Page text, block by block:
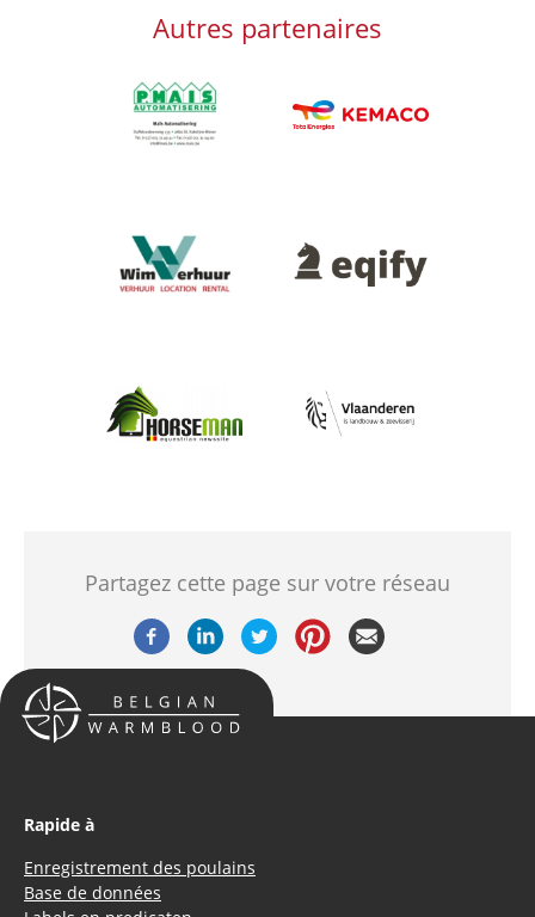
Autres partenaires
Afbeelding
Afbeelding
Afbeelding Afbeelding
Afbeelding Afbeelding
Partagez cette page sur votre réseau
Rapide à
Enregistrement des poulains
Base de données